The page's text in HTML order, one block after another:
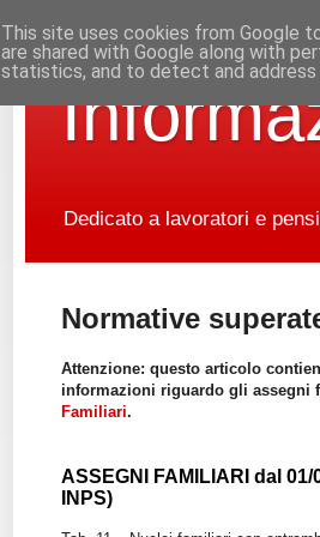
Dedicato a lavoratori e
Normative
Attenzione: questo articolo
informazioni riguardo gli
Familiari.
ASSEGNI FAMILIARI dal 01/
INPS)
This site uses cookies from Google
are shared with Google along with
statistics, and to detect and address